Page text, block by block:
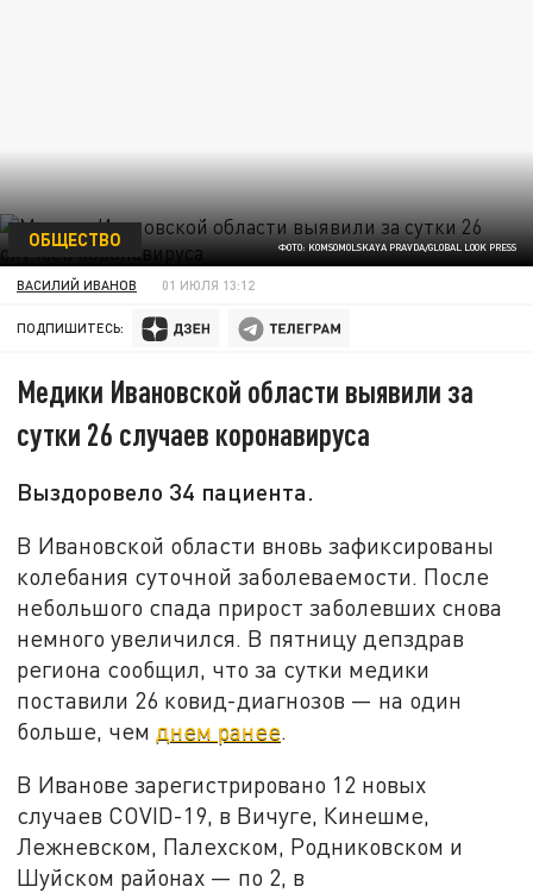
ФОТО: KOMSOMOLSKAYA PRAVDA/GLOBAL LOOK PRESS
ОБЩЕСТВО
ВАСИЛИЙ ИВАНОВ 01 ИЮЛЯ 13:12
ПОДПИШИТЕСЬ:
Медики Ивановской области выявили за
сутки 26 случаев коронавируса
Выздоровело 34 пациента.
В Ивановской области вновь зафиксированы
колебания суточной заболеваемости. После
небольшого спада прирост заболевших снова
немного увеличился. В пятницу депздрав
региона сообщил, что за сутки медики
поставили 26 ковид-диагнозов — на один
больше, чем днем ранее.
В Иванове зарегистрировано 12 новых
случаев COVID-19, в Вичуге, Кинешме,
Лежневском, Палехском, Родниковском и
Шуйском районах — по 2, в